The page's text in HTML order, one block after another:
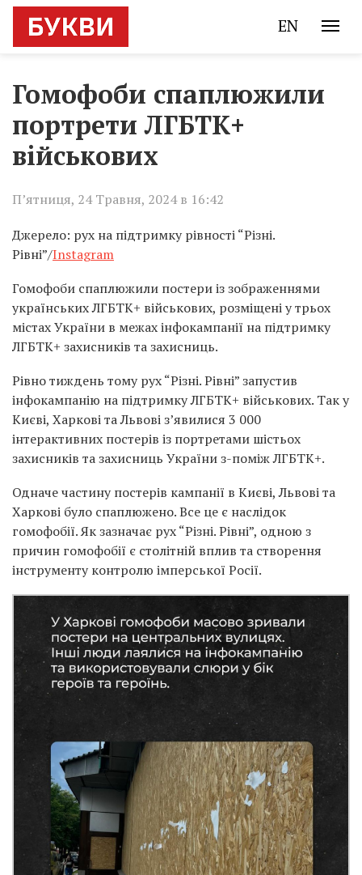
EN
Гомофоби спаплюжили
портрети ЛГБТК+
військових
П’ятниця, 24 Травня, 2024 в 16:42
Джерело: рух на підтримку рівності “Різні.
Рівні”/Instagram
Гомофоби спаплюжили постери із зображеннями
українських ЛГБТК+ військових, розміщені у трьох
містах України в межах інфокампанії на підтримку
ЛГБТК+ захисників та захисниць.
Рівно тиждень тому рух “Різні. Рівні” запустив
інфокампанію на підтримку ЛГБТК+ військових. Так у
Києві, Харкові та Львові зʼявилися 3 000
інтерактивних постерів із портретами шістьох
захисників та захисниць України з-поміж ЛГБТК+.
Одначе частину постерів кампанії в Києві, Львові та
Харкові було спаплюжено. Все це є наслідок
гомофобії. Як зазначає рух “Різні. Рівні”, одною з
причин гомофобії є столітній вплив та створення
інструменту контролю імперської Росії.